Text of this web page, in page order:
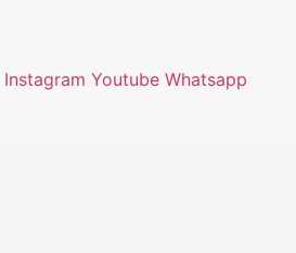
Instagram Youtube Whatsapp